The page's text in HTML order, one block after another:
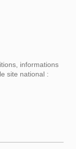
informations
site national :